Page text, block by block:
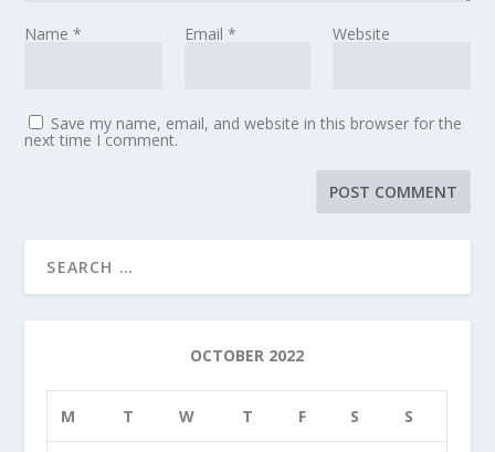
Name* Email * Website
Save my name, email, and website in this browser for the
next time I comment.
OCTOBER 2022
M T W T F S S